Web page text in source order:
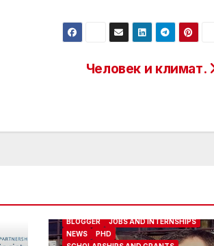
Человек и климат.
BLOGGER
JOBS AND INTERNSHIPS
NEWS
PHD